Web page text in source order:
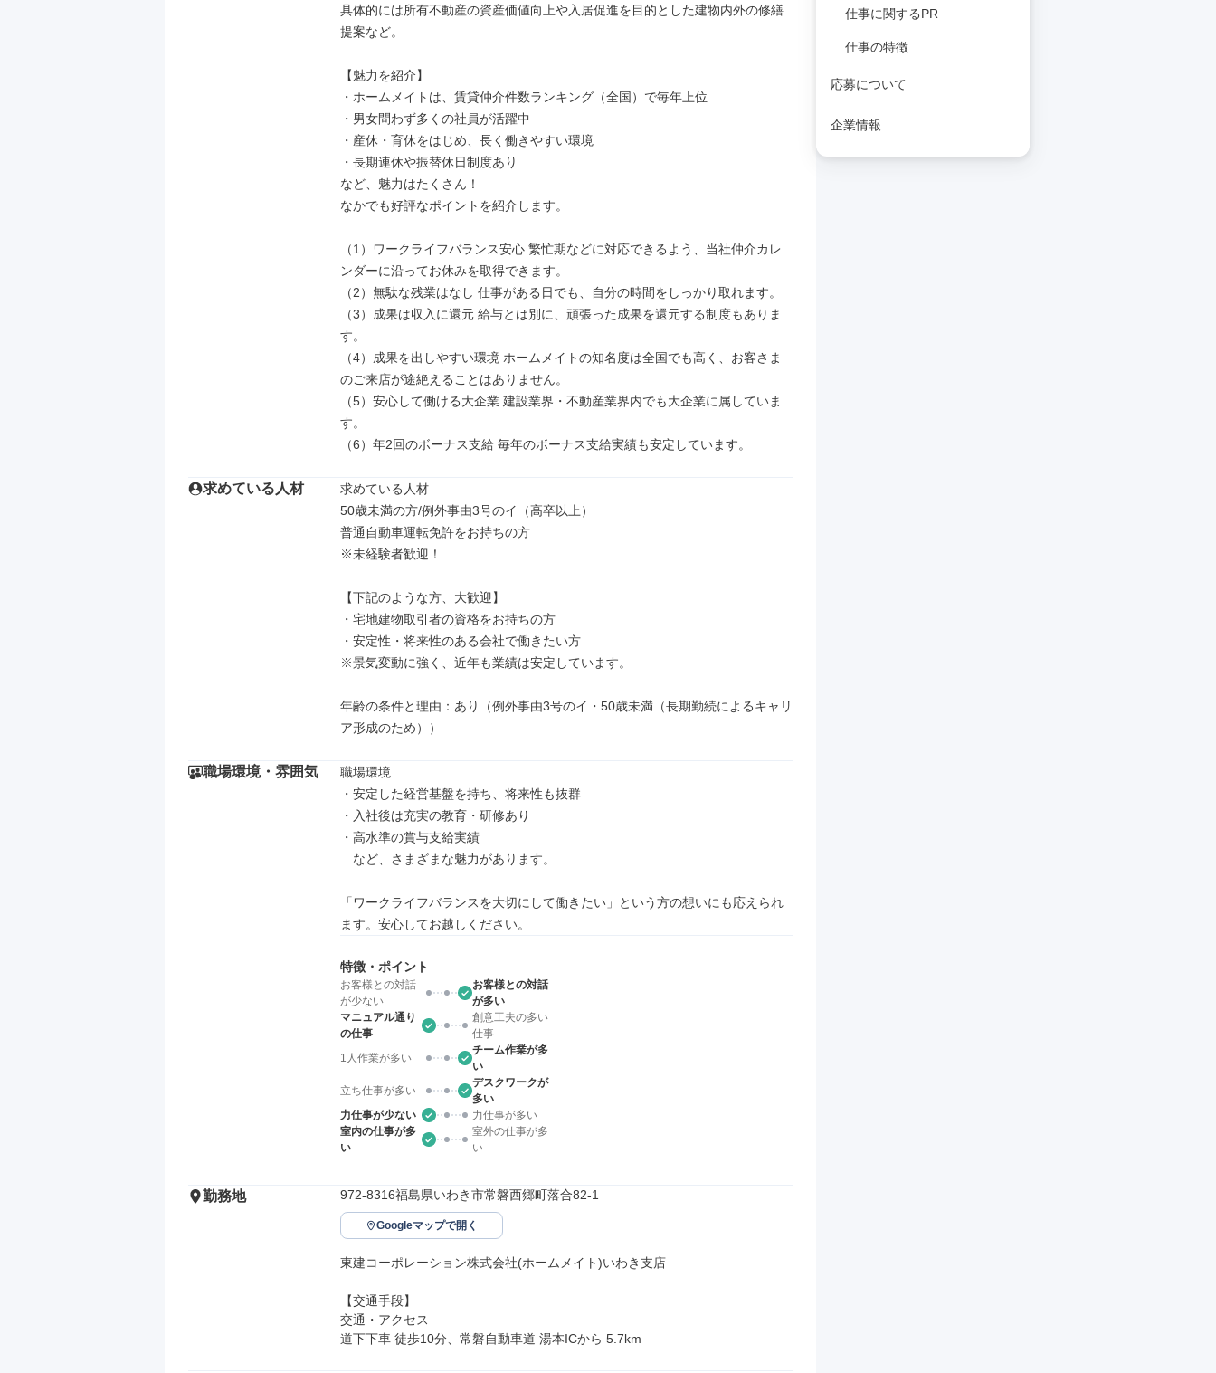
具体的には所有不動産の資産価値向上や入居促進を目的とした建物内外の修繕
提案など。
【魅力を紹介】
・ホームメイトは、賃貸仲介件数ランキング（全国）で毎年上位
・男女問わず多くの社員が活躍中
・産休・育休をはじめ、長く働きやすい環境
・長期連休や振替休日制度あり
など、魅力はたくさん！
なかでも好評なポイントを紹介します。
（1）ワークライフバランス安心 繁忙期などに対応できるよう、当社仲介カレ
ンダーに沿ってお休みを取得できます。
（2）無駄な残業はなし 仕事がある日でも、自分の時間をしっかり取れます。
（3）成果は収入に還元 給与とは別に、頑張った成果を還元する制度もありま
す。
（4）成果を出しやすい環境 ホームメイトの知名度は全国でも高く、お客さま
のご来店が途絶えることはありません。
（5）安心して働ける大企業 建設業界・不動産業界内でも大企業に属していま
す。
（6）年2回のボーナス支給 毎年のボーナス支給実績も安定しています。
求めている人材
求めている人材
50歳未満の方/例外事由3号のイ（高卒以上）
普通自動車運転免許をお持ちの方
※未経験者歓迎！
【下記のような方、大歓迎】
・宅地建物取引者の資格をお持ちの方
・安定性・将来性のある会社で働きたい方
※景気変動に強く、近年も業績は安定しています。
年齢の条件と理由：あり（例外事由3号のイ・50歳未満（長期勤続によるキャリ
ア形成のため））
職場環境・雰囲気
職場環境
・安定した経営基盤を持ち、将来性も抜群
・入社後は充実の教育・研修あり
・高水準の賞与支給実績
…など、さまざまな魅力があります。
「ワークライフバランスを大切にして働きたい」という方の想いにも応えられ
ます。安心してお越しください。
特徴・ポイント
お客様との対話
が少ない
お客様との対話
が多い
マニュアル通り
の仕事
創意工夫の多い
仕事
1人作業が多い
チーム作業が多
い
立ち仕事が多い
デスクワークが
多い
力仕事が少ない
力仕事が多い
室内の仕事が多
い
室外の仕事が多
い
勤務地 972-8316福島県いわき市常磐西郷町落合82-1
Googleマップで開く
東建コーポレーション株式会社(ホームメイト)いわき支店
【交通手段】
交通・アクセス
道下下車 徒歩10分、常磐自動車道 湯本ICから 5.7km
仕事に関するPR
仕事の特徴
応募について
企業情報